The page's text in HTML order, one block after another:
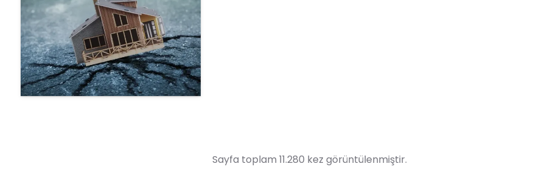
Sayfa toplam 11.280 kez görüntülenmiştir.